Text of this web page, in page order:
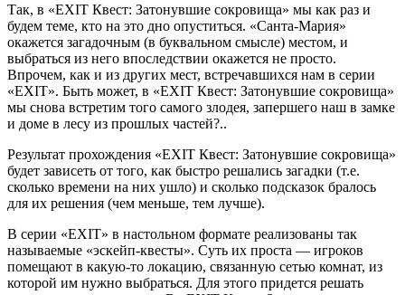
Так, в «EXIT Квест: Затонувшие сокровища» мы как раз и
будем теме, кто на это дно опуститься. «Санта-Мария»
окажется загадочным (в буквальном смысле) местом, и
выбраться из него впоследствии окажется не просто.
Впрочем, как и из других мест, встречавшихся нам в серии
«EXIT». Быть может, в «EXIT Квест: Затонувшие сокровища»
мы снова встретим того самого злодея, запершего наш в замке
и доме в лесу из прошлых частей?..
Результат прохождения «EXIT Квест: Затонувшие сокровища»
будет зависеть от того, как быстро решались загадки (т.е.
сколько времени на них ушло) и сколько подсказок бралось
для их решения (чем меньше, тем лучше).
В серии «EXIT» в настольном формате реализованы так
называемые «эскейп-квесты». Суть их проста — игроков
помещают в какую-то локацию, связанную сетью комнат, из
которой им нужно выбраться. Для этого придется решать